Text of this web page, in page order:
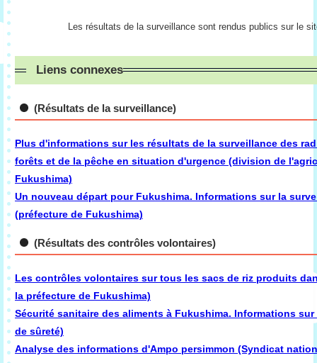
Les résultats de la surveillance sont rendus publics sur le
Liens connexes
(Résultats de la surveillance)
Plus d'informations sur les résultats de la surveillance des
forêts et de la pêche en situation d'urgence (division de
Fukushima)
Un nouveau départ pour Fukushima. Informations sur la
(préfecture de Fukushima)
(Résultats des contrôles volontaires)
Les contrôles volontaires sur tous les sacs de riz produits
la préfecture de Fukushima)
Sécurité sanitaire des aliments à Fukushima. Informations
de sûreté)
Analyse des informations d'Ampo persimmon (Syndicat